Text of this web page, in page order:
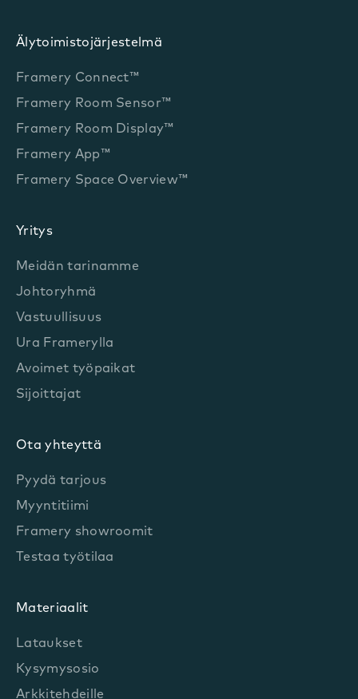
Älytoimistojärjestelmä
Framery Connect™
Framery Room Sensor™
Framery Room Display™
Framery App™
Framery Space Overview™
Yritys
Meidän tarinamme
Johtoryhmä
Vastuullisuus
Ura Framerylla
Avoimet työpaikat
Sijoittajat
Ota yhteyttä
Pyydä tarjous
Myyntitiimi
Framery showroomit
Testaa työtilaa
Materiaalit
Lataukset
Kysymysosio
Arkkitehdeille